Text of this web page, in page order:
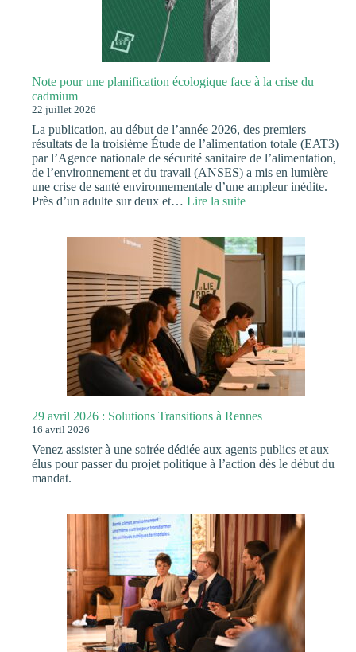
Note pour une planification écologique face à la crise du
cadmium
22 juillet 2026
La publication, au début de l’année 2026, des premiers
résultats de la troisième Étude de l’alimentation totale (EAT3)
par l’Agence nationale de sécurité sanitaire de l’alimentation,
de l’environnement et du travail (ANSES) a mis en lumière
une crise de santé environnementale d’une ampleur inédite.
Près d’un adulte sur deux et… Lire la suite:
une
planification
écologique
la
crise
du
cadmium
29 avril 2026 : Solutions Transitions à Rennes
16 avril 2026
Venez assister à une soirée dédiée aux agents publics et aux
élus pour passer du projet politique à l’action dès le début du
mandat.